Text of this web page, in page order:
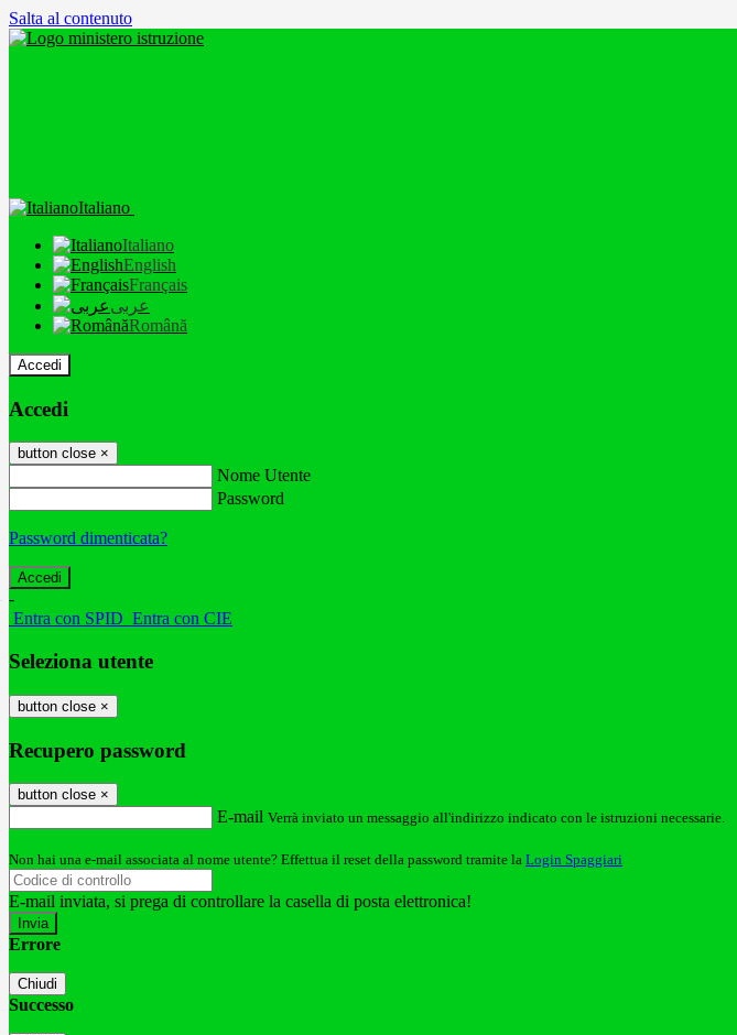
Salta al contenuto
Italiano
Italiano
English
Français
عربى
Română
Accedi
Accedi
button close ×
Nome Utente
Password
Password dimenticata?
-
Entra con SPID Entra con CIE
Seleziona utente
button close ×
Recupero password
button close ×
E-mail Verrà inviato un messaggio all'indirizzo indicato con le istruzioni necessarie.
Non hai una e-mail associata al nome utente? Effettua il reset della password tramite la Login Spaggiari
E-mail inviata, si prega di controllare la casella di posta elettronica!
Errore
Chiudi
Successo